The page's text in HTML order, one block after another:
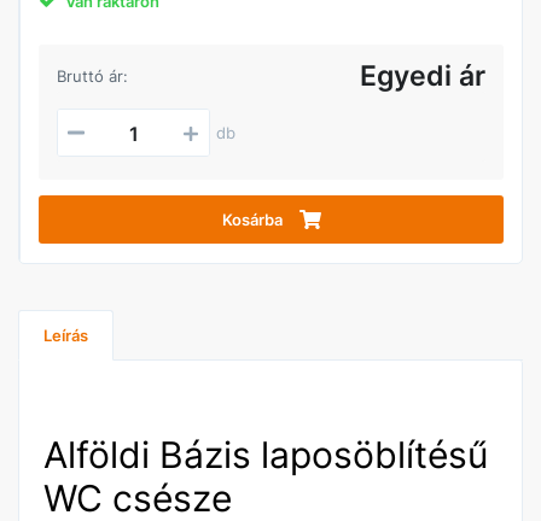
Bruttó ár: Egyedi ár
db
Kosárba
Leírás
Alföldi Bázis laposöblítésű
WC csésze